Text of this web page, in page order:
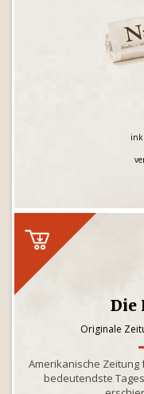
Die
Originale
Amerikanische
bedeutendste